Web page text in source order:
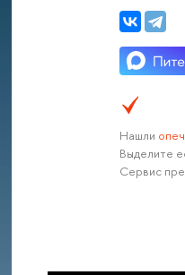
Нашли
Выделите
Сервис